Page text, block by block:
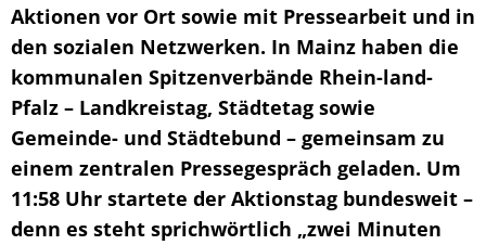
Aktionen vor Ort sowie mit Pressearbeit und in
den sozialen Netzwerken. In Mainz haben die
kommunalen Spitzenverbände Rhein-land-
Pfalz – Landkreistag, Städtetag sowie
Gemeinde- und Städtebund – gemeinsam zu
einem zentralen Pressegespräch geladen. Um
11:58 Uhr startete der Aktionstag bundesweit –
denn es steht sprichwörtlich „zwei Minuten